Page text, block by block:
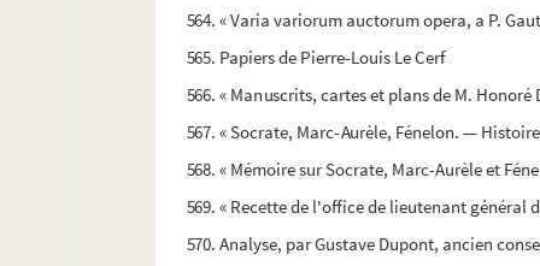
564. « Varia variorum auctorum opera, a P.
565. Papiers de Pierre-Louis Le Cerf
566. « Manuscrits, cartes et plans de M.
567. « Socrate, Marc-Aurèle, Fénelon. —
568. « Mémoire sur Socrate, Marc-Aurèle et
569. « Recette de l'office de lieutenant général
570. Analyse, par Gustave Dupont, ancien